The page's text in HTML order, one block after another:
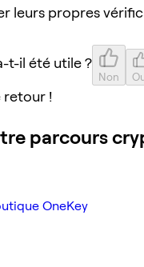
leurs propres
t-il été utile ?
Non
retour !
parcours
OneKey